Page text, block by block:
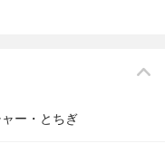
ー・とちぎ